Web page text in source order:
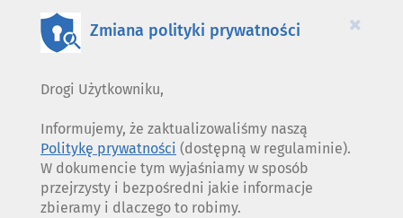
×
Zmiana polityki prywatności
Drogi Użytkowniku,
Informujemy, że zaktualizowaliśmy naszą
Politykę prywatności (dostępną w regulaminie).
W dokumencie tym wyjaśniamy w sposób
przejrzysty i bezpośredni jakie informacje
zbieramy i dlaczego to robimy.